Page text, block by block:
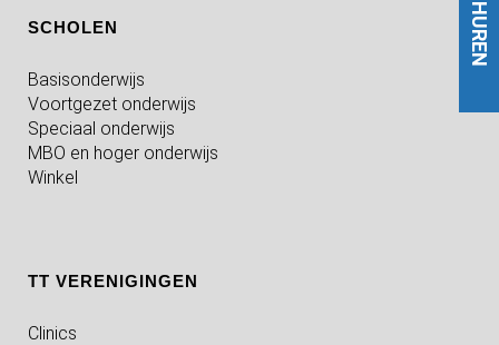
HUREN
SCHOLEN
Basisonderwijs
Voortgezet onderwijs
Speciaal onderwijs
MBO en hoger onderwijs
Winkel
TT VERENIGINGEN
Clinics